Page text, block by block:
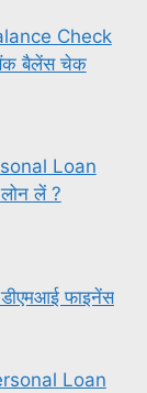
Check
बैलेंस चेक
Loan
लें ?
फाइनेंस
Loan